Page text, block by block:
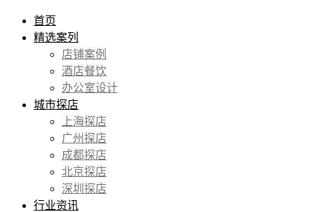
首页
精选案列
店铺案例
酒店餐饮
办公室设计
城市探店
上海探店
广州探店
成都探店
北京探店
深圳探店
行业资讯